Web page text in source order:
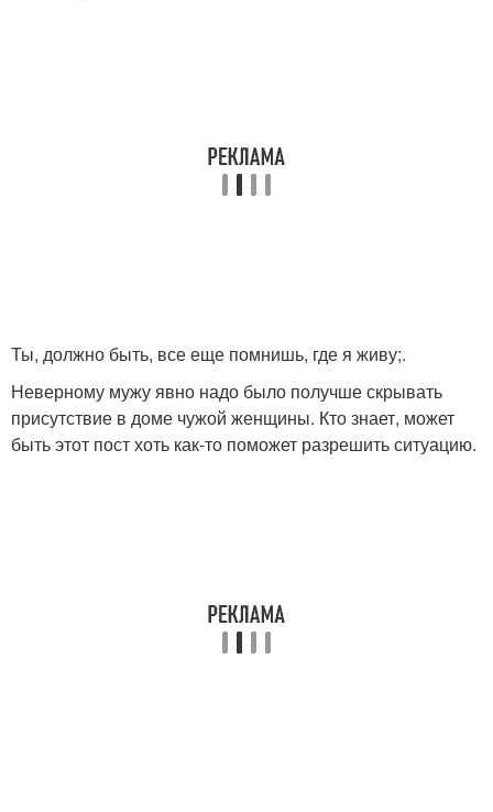
Ты, должно быть, все еще помнишь, где я живу;.
Неверному мужу явно надо было получше скрывать
присутствие в доме чужой женщины. Кто знает, может
быть этот пост хоть как-то поможет разрешить ситуацию.